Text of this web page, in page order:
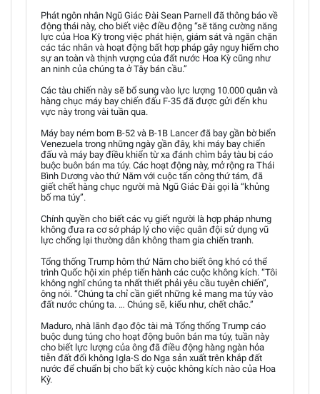
Phát ngôn nhân Ngũ Giác Đài Sean Parnell đã thông báo về
động thái này, cho biết việc điều động “sẽ tăng cường năng
lực của Hoa Kỳ trong việc phát hiện, giám sát và ngăn chặn
các tác nhân và hoạt động bất hợp pháp gây nguy hiểm cho
sự an toàn và thịnh vượng của đất nước Hoa Kỳ cũng như
an ninh của chúng ta ở Tây bán cầu.”
Các tàu chiến này sẽ bổ sung vào lực lượng 10.000 quân và
hàng chục máy bay chiến đấu F-35 đã được gửi đến khu
vực này trong vài tuần qua.
Máy bay ném bom B-52 và B-1B Lancer đã bay gần bờ biển
Venezuela trong những ngày gần đây, khi máy bay chiến
đấu và máy bay điều khiển từ xa đánh chìm bảy tàu bị cáo
buộc buôn bán ma túy. Các hoạt động này, mở rộng ra Thái
Bình Dương vào thứ Năm với cuộc tấn công thứ tám, đã
giết chết hàng chục người mà Ngũ Giác Đài gọi là “khủng
bố ma túy”.
Chính quyền cho biết các vụ giết người là hợp pháp nhưng
không đưa ra cơ sở pháp lý cho việc quân đội sử dụng vũ
lực chống lại thường dân không tham gia chiến tranh.
Tổng thống Trump hôm thứ Năm cho biết ông khó có thể
trình Quốc hội xin phép tiến hành các cuộc không kích. “Tôi
không nghĩ chúng ta nhất thiết phải yêu cầu tuyên chiến”,
ông nói. “Chúng ta chỉ cần giết những kẻ mang ma túy vào
đất nước chúng ta. … Chúng sẽ, kiểu như, chết chắc.”
Maduro, nhà lãnh đạo độc tài mà Tổng thống Trump cáo
buộc dung túng cho hoạt động buôn bán ma túy, tuần này
cho biết lực lượng của ông đã điều động hàng ngàn hỏa
tiễn đất đối không Igla-S do Nga sản xuất trên khắp đất
nước để chuẩn bị cho bất kỳ cuộc không kích nào của Hoa
Kỳ.